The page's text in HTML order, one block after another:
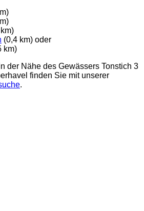
(0,4 km) oder
km)
der Nähe des Gewässers Tonstich 3
finden Sie mit unserer
.